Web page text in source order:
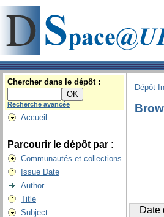
Chercher dans le dépôt :
Recherche avancée
Accueil
Parcourir le dépôt par :
Communautés et collections
Issue Date
Author
Title
Subject
Dépôt
Date